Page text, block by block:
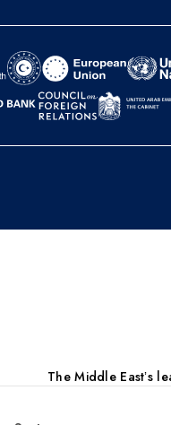
The Middle Eastʼs